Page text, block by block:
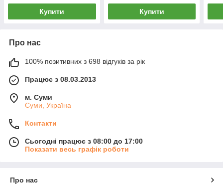
Купити Купити
Про нас
100% позитивних з 698 відгуків за рік
Працює з 08.03.2013
м. Суми
Суми, Україна
Контакти
Сьогодні працює з 08:00 до 17:00
Показати весь графік роботи
Про нас